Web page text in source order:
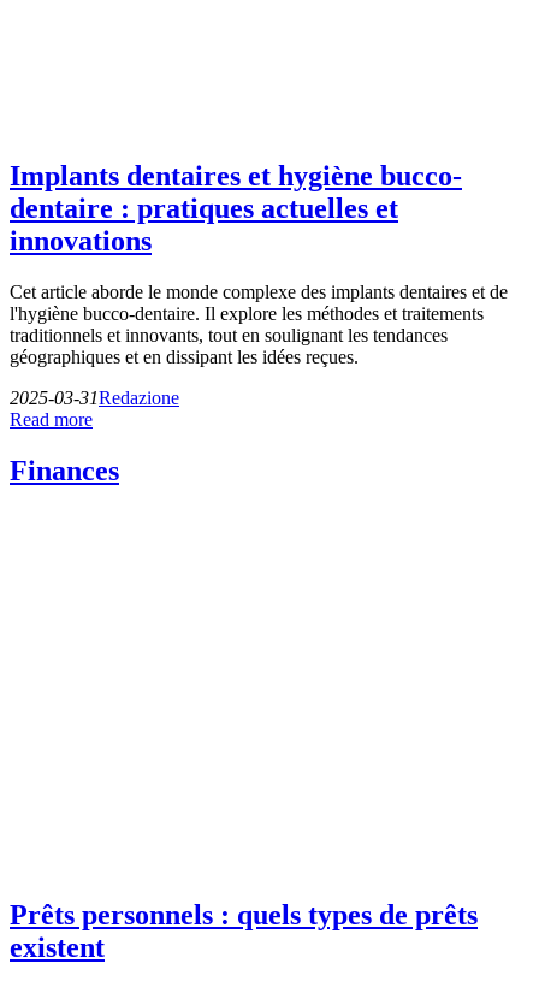
Implants dentaires et hygiène bucco-
dentaire : pratiques actuelles et
innovations
Cet article aborde le monde complexe des implants dentaires et de
l'hygiène bucco-dentaire. Il explore les méthodes et traitements
traditionnels et innovants, tout en soulignant les tendances
géographiques et en dissipant les idées reçues.
2025-03-31Redazione
Read more
Finances
Prêts personnels : quels types de prêts
existent